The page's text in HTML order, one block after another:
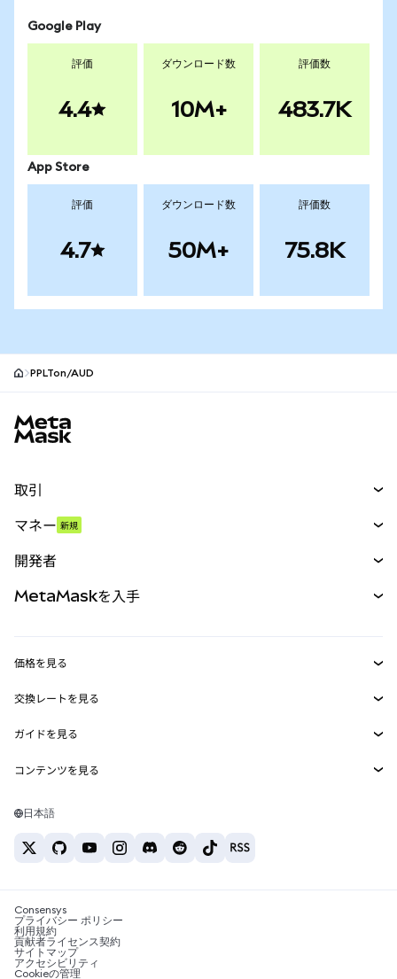
Google Play
評価
4.4
ダウンロード数
10M+
評価数
483.7K
App Store
評価
4.7
ダウンロード数
50M+
評価数
75.8K
PPLTon/AUD
取引
パーペチュアル
RWA
マネー 新規
開発者
MetaMask Connect
Snaps
Web3サービス
MetaMaskを入手
セキュリティ
サポート
キャリア
お問い合わせ
価格を見る
イーサリアムの価格
Solanaの価格
Tetherの価格
交換レートを見る
ETH→USD
USDT→INR
BTC→INR
ETH→USDT
ガイドを見る
ETHの購入
USDTの購入
SHIBの購入
BNBの購入
コンテンツを見る
Solanaウォレット
税制関連ニュース
暗号資産の購入方法は？
ビットコインを売るには？
日本語
Consensys
プライバシー ポリシー
利用規約
貢献者ライセンス契約
サイトマップ
アクセシビリティ
Cookieの管理